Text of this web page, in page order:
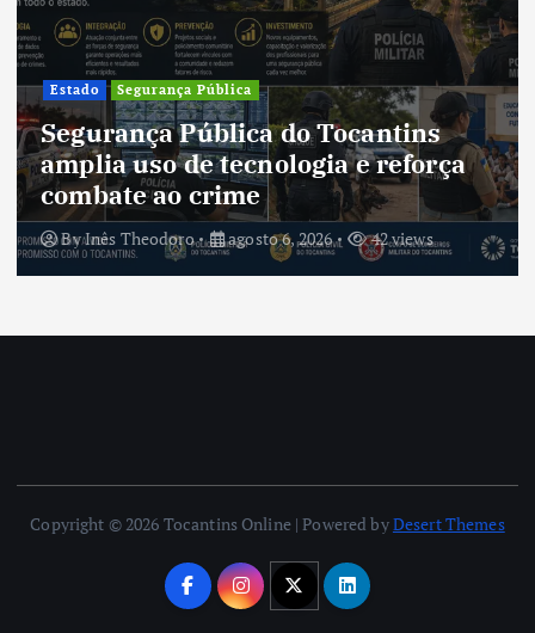
reforça
42 views
Cultura
Cultura do Tocantins
tradições e fortalece
um estado em constante
transformação
ByInês Theodoro agosto 5, 2026
Copyright © 2026 Tocantins Online | Powered byDesert Themes